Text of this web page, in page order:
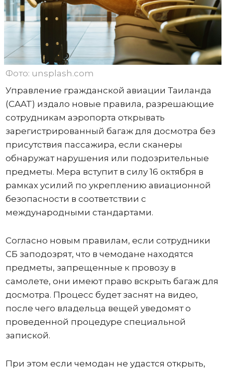
Фото: unsplash.com
Управление гражданской авиации Таиланда
(CAAT) издало новые правила, разрешающие
сотрудникам аэропорта открывать
зарегистрированный багаж для досмотра без
присутствия пассажира, если сканеры
обнаружат нарушения или подозрительные
предметы. Мера вступит в силу 16 октября в
рамках усилий по укреплению авиационной
безопасности в соответствии с
международными стандартами.
Согласно новым правилам, если сотрудники
СБ заподозрят, что в чемодане ​​находятся
предметы, запрещенные к провозу в
самолете, они имеют право вскрыть багаж для
досмотра. Процесс будет заснят на видео,
после чего владельца вещей уведомят о
проведенной процедуре специальной
запиской.
При этом если чемодан не удастся открыть,